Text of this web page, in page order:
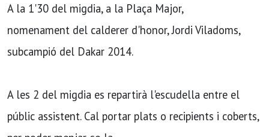
A la 1'30 del migdia, a la Plaça Major,
nomenament del calderer d'honor, Jordi Viladoms,
subcampió del Dakar 2014.
A les 2 del migdia es repartirà l'escudella entre el
públic assistent. Cal portar plats o recipients i coberts,